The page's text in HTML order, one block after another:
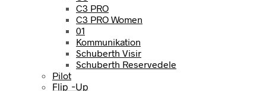
C3 PRO
C3 PRO Women
01
Kommunikation
Schuberth Visir
Schuberth Reservedele
Pilot
Flip -Up